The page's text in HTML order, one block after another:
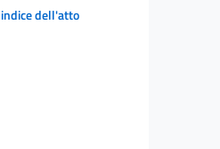
indice dell'atto